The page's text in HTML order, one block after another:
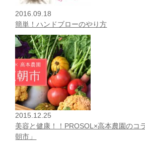
2016.09.18
簡単！ハンドブローのやり方
2015.12.25
美容と健康！！PROSOL×高本農園のコ
朝市」